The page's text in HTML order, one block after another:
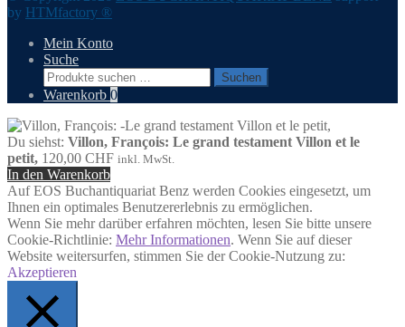
by HTMfactory ®
Mein Konto
Suche
Suchen
nach:
Suchen
Warenkorb 0
Du siehst: Villon, François: Le grand testament Villon et le
petit, 120,00 CHF inkl. MwSt.
In den Warenkorb
Auf EOS Buchantiquariat Benz werden Cookies eingesetzt, um
Ihnen ein optimales Benutzererlebnis zu ermöglichen.
Wenn Sie mehr darüber erfahren möchten, lesen Sie bitte unsere
Cookie-Richtlinie: Mehr Informationen. Wenn Sie auf dieser
Website weitersurfen, stimmen Sie der Cookie-Nutzung zu:
Akzeptieren